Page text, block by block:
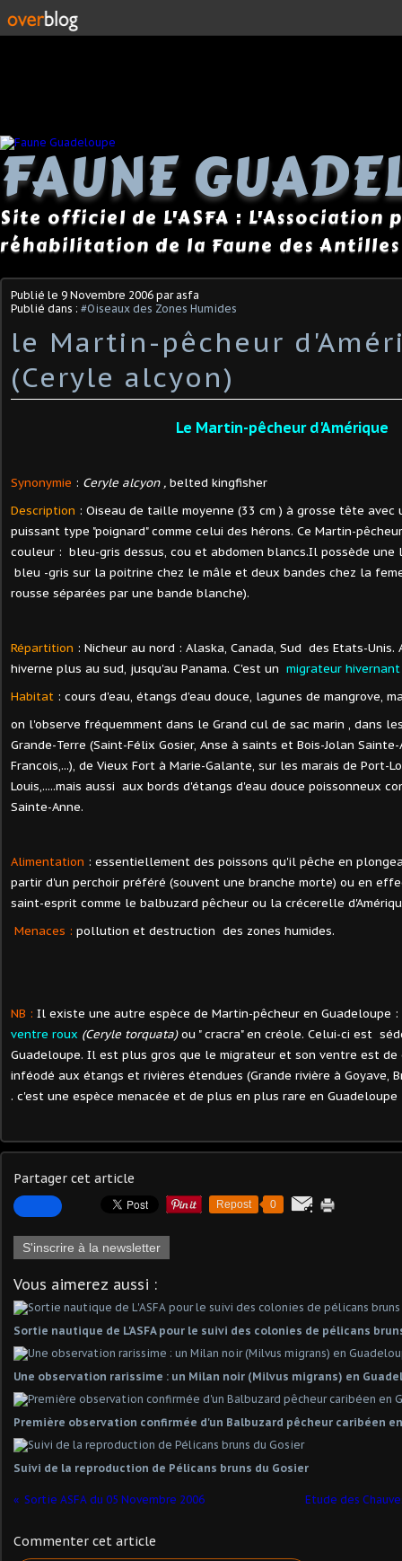
FAUNE
Site officiel de L'ASFA : L'Association
réhabilitation de la Faune des Antilles
Publié le 9 Novembre 2006 par asfa
Publié dans : #Oiseaux des Zones Humides
le Martin-pêcheur
(Ceryle alcyon)
Le Martin-pêcheur d'Amérique
Synonymie : Ceryle alcyon , belted kingfisher
Description : Oiseau de taille moyenne (33 cm ) à grosse tête avec
puissant type "poignard" comme celui des hérons. Ce Martin-
couleur : bleu-gris dessus, cou et abdomen blancs.Il possède une
bleu -gris sur la poitrine chez le mâle et deux bandes chez la
rousse séparées par une bande blanche).
Répartition : Nicheur au nord : Alaska, Canada, Sud des Etats-Unis.
hiverne plus au sud, jusqu'au Panama. C'est un migrateur
Habitat : cours d'eau, étangs d'eau douce, lagunes de mangrove,
on l'observe fréquemment dans le Grand cul de sac marin , dans
Grande-Terre (Saint-Félix Gosier, Anse à saints et Bois-Jolan
Francois,...), de Vieux Fort à Marie-Galante, sur les marais de Port-
Louis,.....mais aussi aux bords d'étangs d'eau douce poissonneux
Sainte-Anne.
Alimentation : essentiellement des poissons qu'il pêche en
partir d'un perchoir préféré (souvent une branche morte) ou en
saint-esprit comme le balbuzard pêcheur ou la crécerelle
Menaces : pollution et destruction des zones humides.
NB : Il existe une autre espèce de Martin-pêcheur en Guadeloupe :
ventre roux (Ceryle torquata)ou " cracra" en créole. Celui-ci est
Guadeloupe. Il est plus gros que le migrateur et son ventre est
inféodé aux étangs et rivières étendues (Grande rivière à Goyave,
. c'est une espèce menacée et de plus en plus rare en Guadeloupe
Partager cet article
Repost 0
S'inscrire à la newsletter
Vous aimerez aussi :
Sortie nautique de L'ASFA pour le suivi des colonies de pélicans
Une observation rarissime : un Milan noir (Milvus migrans) en
Première observation confirmée d'un Balbuzard pêcheur caribéen
Suivi de la reproduction de Pélicans bruns du Gosier
Sortie ASFA du 05 Novembre 2006 Etude des
Commenter cet article